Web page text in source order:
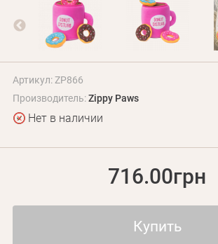
Артикул: ZP866
Производитель:Zippy Paws
Нет в наличии
716.00грн
Купить